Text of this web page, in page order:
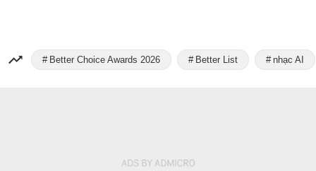
Better Choice Awards 2026 Better List nhạc AI